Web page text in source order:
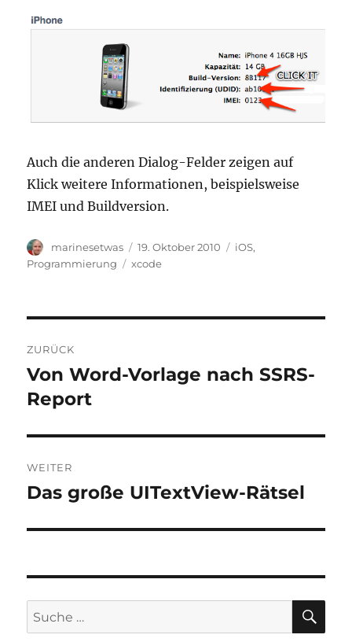
Auch die anderen Dialog-Felder zeigen auf
Klick weitere Informationen, beispielsweise
IMEI und Buildversion.
Autor
marinesetwas
Veröffentlicht
am
19. Oktober 2010 Kategorien
iOS,
Programmierung
Schlagwörter
xcode
ZURÜCK
Vorheriger
Beitrag:
Von Word-Vorlage nach SSRS-
Report
WEITER
Nächster
Das große UITextView-Rätsel
Suche
nach: